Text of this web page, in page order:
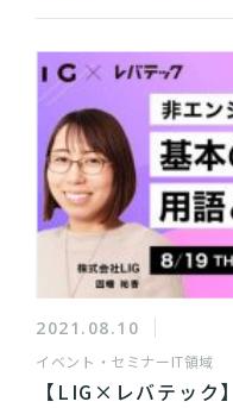
2021.08.10
イベント・セミナーIT領域
【LIG×レバテック